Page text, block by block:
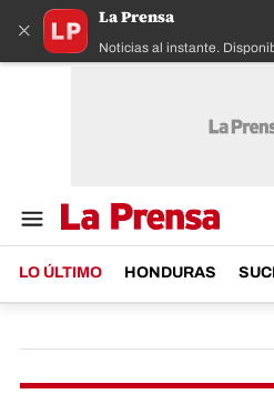
×
La Prensa
Noticias al instante.
LO ÚLTIMO HONDURAS